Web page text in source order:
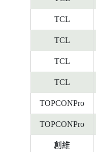
TCL
TCL
TCL
TCL
TOPCONPro
TOPCONPro
創維